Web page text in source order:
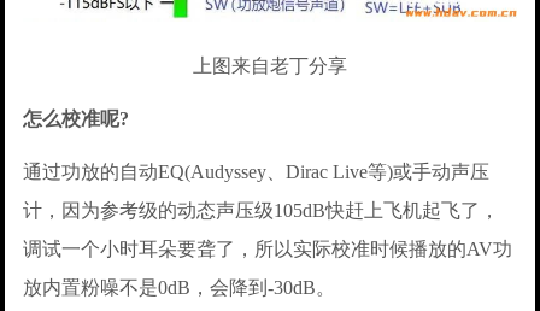
上图来自老丁分享
怎么校准呢?
通过功放的自动EQ(Audyssey、Dirac Live等)或手动声压
计，因为参考级的动态声压级105dB快赶上飞机起飞了，
调试一个小时耳朵要聋了，所以实际校准时候播放的AV功
放内置粉噪不是0dB，会降到-30dB。